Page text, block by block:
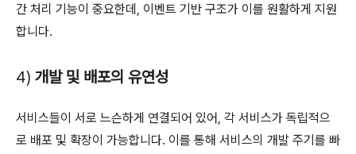
간 처리 기능이 중요한데, 이벤트 기반 구조가 이를 원활하게 지원
합니다.
4) 개발 및 배포의 유연성
서비스들이 서로 느슨하게 연결되어 있어, 각 서비스가 독립적으
로 배포 및 확장이 가능합니다. 이를 통해 서비스의 개발 주기를 빠